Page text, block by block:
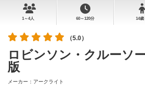
1～4人 60～120分 14歳
（5.0）
ロビンソン・クルーソ
版
メーカー：アークライト